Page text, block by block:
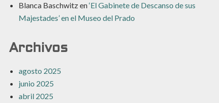
Blanca Baschwitzen‘El Gabinete de Descanso de sus
Majestades’ en el Museo del Prado
Archivos
agosto 2025
junio 2025
abril 2025